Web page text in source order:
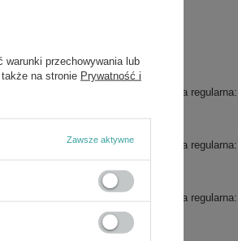
Cena regularna:
Cena regularna:
Cena regularna:
warunki przechowywania lub
na stronie Prywatność i
Zawsze aktywne